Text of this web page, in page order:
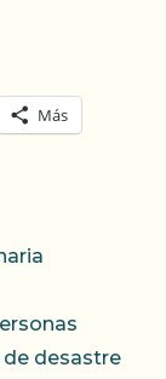
Más
desastre